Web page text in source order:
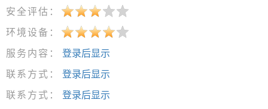
安全评估：
环境设备：
服务内容：
登录后显示
联系方式：
登录后显示
联系方式：
登录后显示